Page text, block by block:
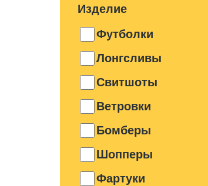
Изделие
Футболки
Лонгсливы
Свитшоты
Ветровки
Бомберы
Шопперы
Фартуки